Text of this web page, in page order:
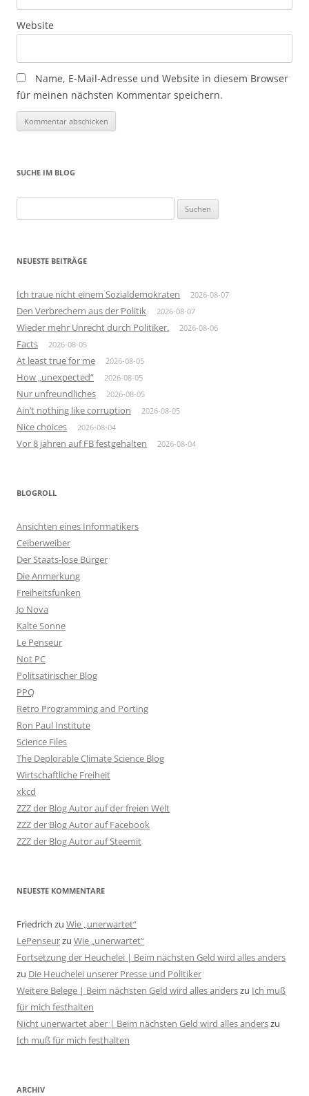
Website
Name, E-Mail-Adresse und Website in diesem Browser
für meinen nächsten Kommentar speichern.
SUCHE IM BLOG
nach:
NEUESTE BEITRÄGE
Ich traue nicht einem Sozialdemokraten 2026-08-07
Den Verbrechern aus der Politik 2026-08-07
Wieder mehr Unrecht durch Politiker. 2026-08-06
Facts 2026-08-05
At least true for me 2026-08-05
How „unexpected“ 2026-08-05
Nur unfreundliches 2026-08-05
Ain’t nothing like corruption 2026-08-05
Nice choices 2026-08-04
Vor 8 jahren auf FB festgehalten 2026-08-04
BLOGROLL
Ansichten eines Informatikers
Ceiberweiber
Der Staats-lose Bürger
Die Anmerkung
Freiheitsfunken
Jo Nova
Kalte Sonne
Le Penseur
Not PC
Politsatirischer Blog
PPQ
Retro Programming and Porting
Ron Paul Institute
Science Files
The Deplorable Climate Science Blog
Wirtschaftliche Freiheit
xkcd
ZZZ der Blog Autor auf der freien Welt
ZZZ der Blog Autor auf Facebook
ZZZ der Blog Autor auf Steemit
NEUESTE KOMMENTARE
Friedrich zu Wie „unerwartet“
LePenseurzu Wie „unerwartet“
Fortsetzung der Heuchelei | Beim nächsten Geld wird alles anders
zu Die Heuchelei unserer Presse und Politiker
Weitere Belege | Beim nächsten Geld wird alles anderszu Ich muß
für mich festhalten
Nicht unerwartet aber | Beim nächsten Geld wird alles anderszu
Ich muß für mich festhalten
ARCHIV